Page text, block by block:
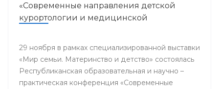
«Современные направления детской
курортологии и медицинской
29 ноября в рамках специализированной выставки
«Мир семьи. Материнство и детство» состоялась
Республиканская образовательная и научно –
практическая конференция «Современные